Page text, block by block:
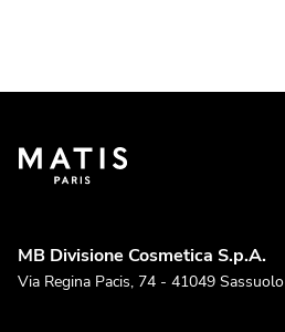
MB Divisione Cosmetica S.p.A.
Via Regina Pacis, 74 - 41049 Sassuolo